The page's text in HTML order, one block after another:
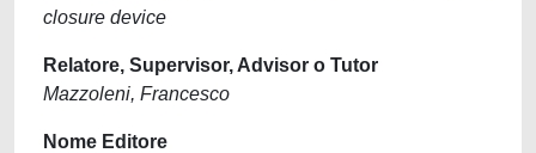
closure device
Relatore, Supervisor, Advisor o Tutor
Mazzoleni, Francesco
Nome Editore